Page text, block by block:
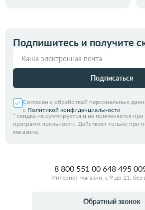
Подпишитесь и получите
Подписаться
Согласен с обработкой персональных
с Политикой конфиденциальности
* скидка не суммируется и не применяется
программ лояльности. Действует только при
магазине.
8 800 551 00 648 495
Интернет-магазин, с 9 до 21,
Обратный звонок